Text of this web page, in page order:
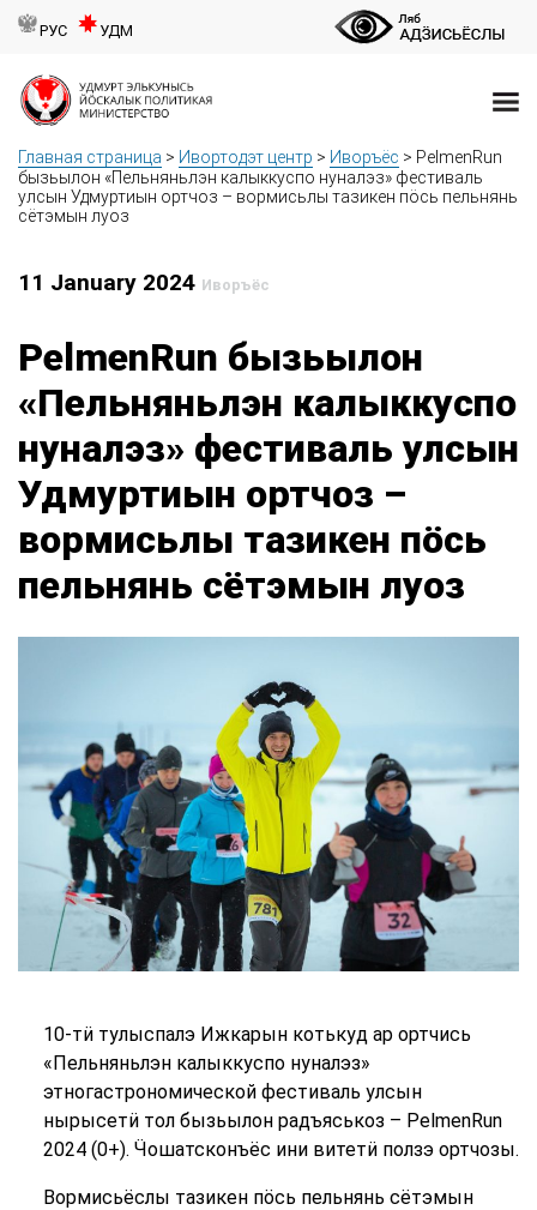
РУС УДМ
Главная страница > Ивортодэт центр > Иворъёс > PelmenRun
бызьылон «Пельняньлэн калыккуспо нуналэз» фестиваль
улсын Удмуртиын ортчоз – вормисьлы тазикен пӧсь пельнянь
сётэмын луоз
11 January 2024 Иворъёс
PelmenRun бызьылон
«Пельняньлэн калыккуспо
нуналэз» фестиваль улсын
Удмуртиын ортчоз –
вормисьлы тазикен пӧсь
пельнянь сётэмын луоз
10-тӥ тулыспалэ Ижкарын котькуд ар ортчись
«Пельняньлэн калыккуспо нуналэз»
этногастрономической фестиваль улсын
нырысетӥ тол бызьылон радъяськоз – PelmenRun
2024 (0+). Ӵошатсконъёс ини витетӥ ползэ ортчозы.
Вормисьёслы тазикен пӧсь пельнянь сётэмын